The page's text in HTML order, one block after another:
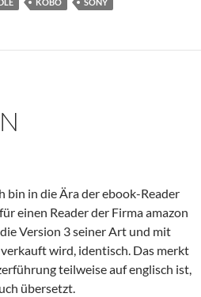
KOBO SONY
bin in die Ära der ebook-Reader
einen Reader der Firma amazon
Version 3 seiner Art und mit
wird, identisch. Das merkt
teilweise auf englisch ist,
übersetzt.